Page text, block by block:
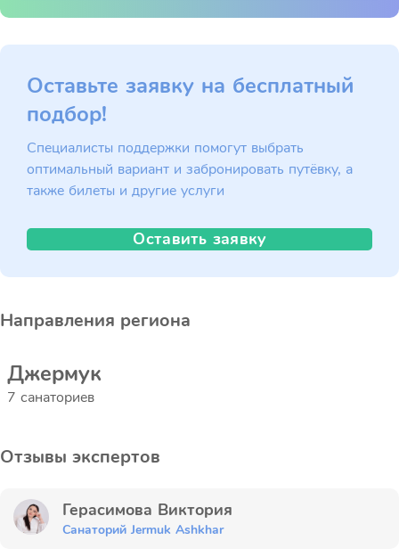
Оставьте заявку на бесплатный
подбор!
Специалисты поддержки помогут выбрать
оптимальный вариант и забронировать путёвку, а
также билеты и другие услуги
Оставить заявку
Направления региона
Джермук
7 санаториев
Отзывы экспертов
Герасимова Виктория
Санаторий Jermuk Ashkhar